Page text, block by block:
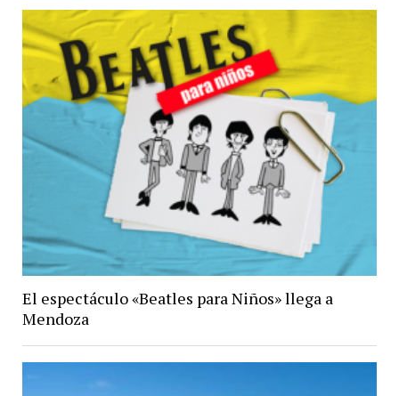
El espectáculo «Beatles para Niños» llega a
Mendoza